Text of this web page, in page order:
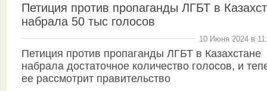
Петиция против пропаганды ЛГБТ в
набрала 50 тыс голосов
10 Июня 2024 в
Петиция против пропаганды ЛГБТ в Казахстане
набрала достаточное количество голосов, и
ее рассмотрит правительство